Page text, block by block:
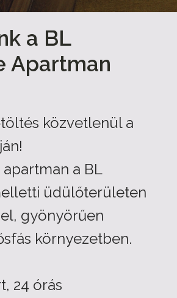
a BL
Apartman
közvetlenül a
a BL
üdülőterületen
gyönyörűen
környezetben.
24 órás